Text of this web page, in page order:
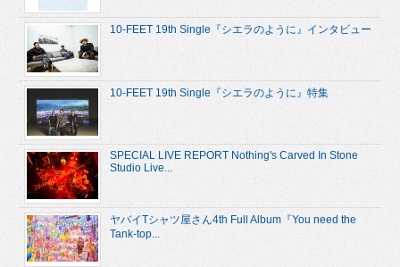
10-FEET 19th Single『シエラのように』インタビュー
10-FEET 19th Single『シエラのように』特集
SPECIAL LIVE REPORT Nothing's Carved In Stone
Studio Live...
ヤバイTシャツ屋さん4th Full Album『You need the
Tank-top...